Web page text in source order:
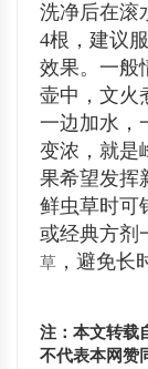
洗净后在滚
4根，建议
效果。一般
壶中，文火
一边加水，
变浓，就是
果希望发挥
鲜虫草时可
或经典方剂
草 ，避免长
注：本文转载
不代表本网赞